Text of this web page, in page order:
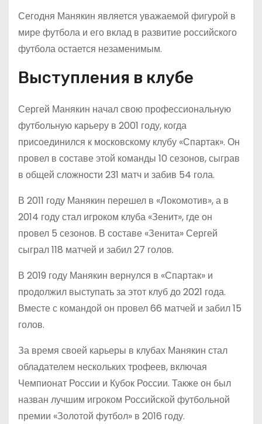
Сегодня Манякин является уважаемой фигурой в
мире футбола и его вклад в развитие российского
футбола остается незаменимым.
Выступления в клубе
Сергей Манякин начал свою профессиональную
футбольную карьеру в 2001 году, когда
присоединился к московскому клубу «Спартак». Он
провел в составе этой команды 10 сезонов, сыграв
в общей сложности 231 матч и забив 54 гола.
В 2011 году Манякин перешел в «Локомотив», а в
2014 году стал игроком клуба «Зенит», где он
провел 5 сезонов. В составе «Зенита» Сергей
сыграл 118 матчей и забил 27 голов.
В 2019 году Манякин вернулся в «Спартак» и
продолжил выступать за этот клуб до 2021 года.
Вместе с командой он провел 66 матчей и забил 15
голов.
За время своей карьеры в клубах Манякин стал
обладателем нескольких трофеев, включая
Чемпионат России и Кубок России. Также он был
назван лучшим игроком Российской футбольной
премии «Золотой футбол» в 2016 году.